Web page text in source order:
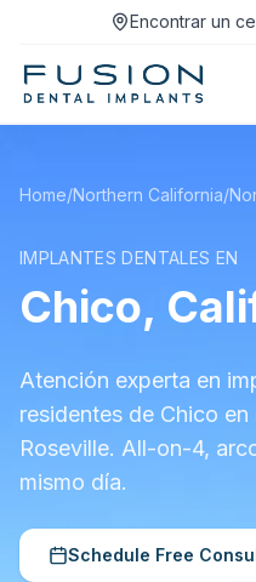
Encontrar un
Home/Northern California/
IMPLANTES DENTALES EN
Chico,
Atención experta en
residentes de Chico
Roseville. All-on-4,
mismo día.
Schedule Free